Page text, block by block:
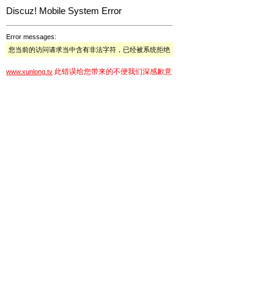
Discuz! Mobile System Error
Error messages:
您当前的访问请求当中含有非法字符，已经被系统拒绝
www.xunlong.tv 此错误给您带来的不便我们深感歉意